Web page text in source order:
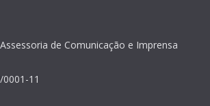
de Comunicação e Imprensa
0001-11